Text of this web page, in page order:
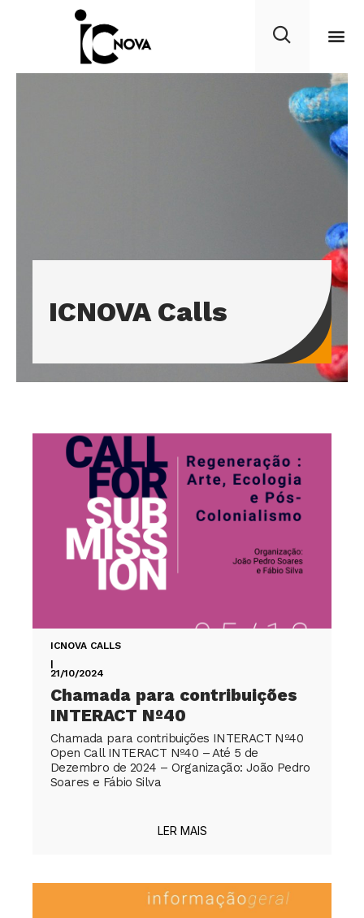
ICNOVA Calls
ICNOVA CALLS
|
21/10/2024
Chamada para contribuições
INTERACT Nº40
Chamada para contribuições INTERACT Nº40
Open Call INTERACT Nº40 – Até 5 de
Dezembro de 2024 – Organização: João Pedro
Soares e Fábio Silva
LER MAIS